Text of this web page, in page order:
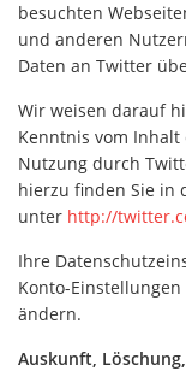
besuchten
und anderen
Daten an Twitter
Wir weisen darauf
Kenntnis vom
Nutzung durch
hierzu finden Sie in
unter http://
Ihre
Konto-
ändern.
Auskunft,